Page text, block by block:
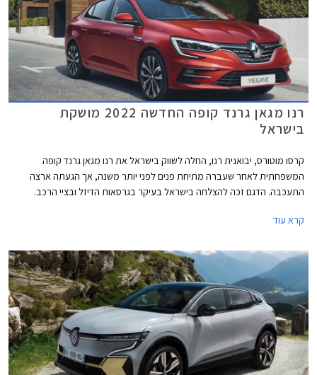
רנו מגאן גרנד קופה החדשה 2022 מושקת
בישראל
קרסו מוטורס, יבואנית רנו, החלה לשווק בישראל את רנו מגאן גרנד קופה
המשפחתית לאחר שעברה מתיחת פנים לפני יותר משנה, אך הגעתה ארצה
התעכבה. הדגם זכה להצלחה בישראל בעיקר בגרסאות הדיזל ובציי הרכב.
קרא עוד